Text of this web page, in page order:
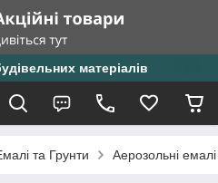
матеріалів
та Грунти Аерозольні емалі